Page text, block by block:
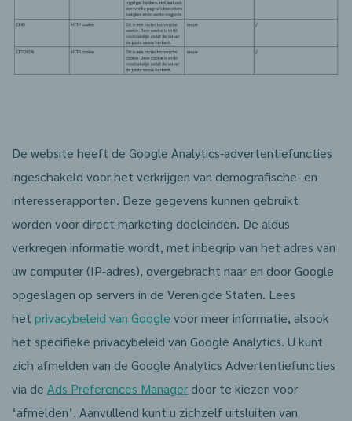
De website heeft de Google Analytics-advertentiefuncties
ingeschakeld voor het verkrijgen van demografische- en
interesserapporten. Deze gegevens kunnen gebruikt
worden voor direct marketing doeleinden. De aldus
verkregen informatie wordt, met inbegrip van het adres van
uw computer (IP-adres), overgebracht naar en door Google
opgeslagen op servers in de Verenigde Staten. Lees
het privacybeleid van Google voor meer informatie, alsook
het specifieke privacybeleid van Google Analytics. U kunt
zich afmelden van de Google Analytics Advertentiefuncties
via de Ads Preferences Managerdoor te kiezen voor
‘afmelden’. Aanvullend kunt u zichzelf uitsluiten van